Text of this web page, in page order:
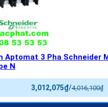
Aptomat 3 Pha Schneider
N
4,016,100₫
/
3,012,075₫